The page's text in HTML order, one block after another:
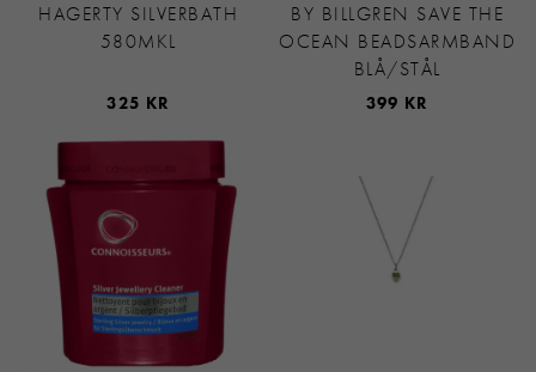
HAGERTY SILVERBATH
580MKL
325 KR
BY BILLGREN SAVE THE
OCEAN BEADSARMBAND
BLÅ/STÅL
399 KR